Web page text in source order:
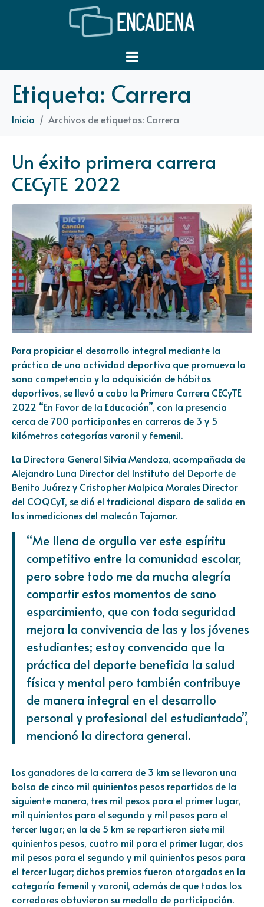
Etiqueta: Carrera
Inicio Archivos de etiquetas: Carrera
Un éxito primera carrera
CECyTE 2022
Para propiciar el desarrollo integral mediante la
práctica de una actividad deportiva que promueva la
sana competencia y la adquisición de hábitos
deportivos, se llevó a cabo la Primera Carrera CECyTE
2022 “En Favor de la Educación”, con la presencia
cerca de 700 participantes en carreras de 3 y 5
kilómetros categorías varonil y femenil.
La Directora General Silvia Mendoza, acompañada de
Alejandro Luna Director del Instituto del Deporte de
Benito Juárez y Cristopher Malpica Morales Director
del COQCyT, se dió el tradicional disparo de salida en
las inmediciones del malecón Tajamar.
“Me llena de orgullo ver este espíritu
competitivo entre la comunidad escolar,
pero sobre todo me da mucha alegría
compartir estos momentos de sano
esparcimiento, que con toda seguridad
mejora la convivencia de las y los jóvenes
estudiantes; estoy convencida que la
práctica del deporte beneficia la salud
física y mental pero también contribuye
de manera integral en el desarrollo
personal y profesional del estudiantado”,
mencionó la directora general.
Los ganadores de la carrera de 3 km se llevaron una
bolsa de cinco mil quinientos pesos repartidos de la
siguiente manera, tres mil pesos para el primer lugar,
mil quinientos para el segundo y mil pesos para el
tercer lugar; en la de 5 km se repartieron siete mil
quinientos pesos, cuatro mil para el primer lugar, dos
mil pesos para el segundo y mil quinientos pesos para
el tercer lugar; dichos premios fueron otorgados en la
categoría femenil y varonil, además de que todos los
corredores obtuvieron su medalla de participación.